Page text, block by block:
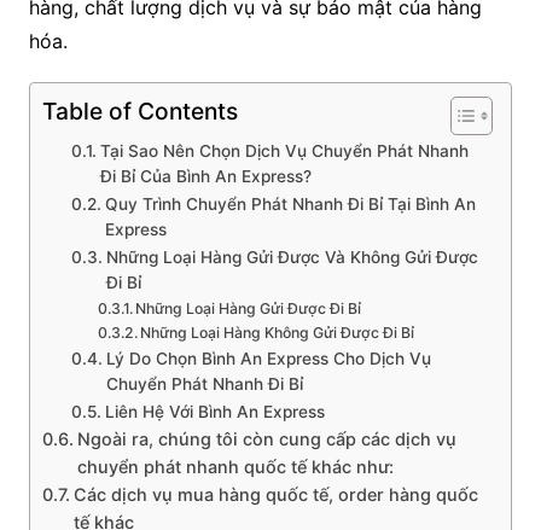
hàng, chất lượng dịch vụ và sự bảo mật của hàng
hóa.
Table of Contents
Tại Sao Nên Chọn Dịch Vụ Chuyển Phát Nhanh
Đi Bỉ Của Bình An Express?
Quy Trình Chuyển Phát Nhanh Đi Bỉ Tại Bình An
Express
Những Loại Hàng Gửi Được Và Không Gửi Được
Đi Bỉ
Những Loại Hàng Gửi Được Đi Bỉ
Những Loại Hàng Không Gửi Được Đi Bỉ
Lý Do Chọn Bình An Express Cho Dịch Vụ
Chuyển Phát Nhanh Đi Bỉ
Liên Hệ Với Bình An Express
Ngoài ra, chúng tôi còn cung cấp các dịch vụ
chuyển phát nhanh quốc tế khác như:
Các dịch vụ mua hàng quốc tế, order hàng quốc
tế khác